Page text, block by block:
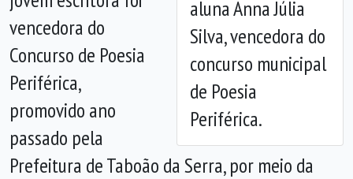
aluna Anna Júlia
Silva, vencedora do
concurso municipal
de Poesia
Periférica.
vencedora do
Concurso de Poesia
Periférica,
promovido ano
passado pela
Prefeitura de Taboão da Serra, por meio da